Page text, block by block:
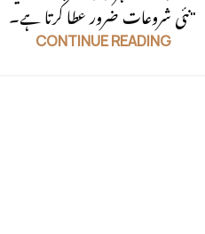
نئی شروعات ضرور عطا کرتا ہے۔"
CONTINUE READING